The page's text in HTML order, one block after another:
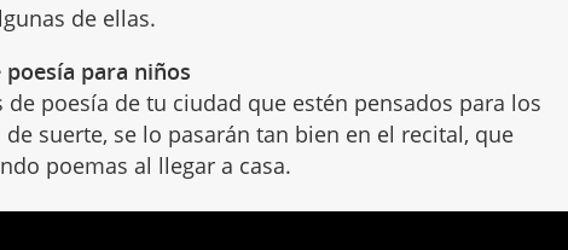
de ellas.
para niños
de poesía de tu ciudad que estén pensados para los
suerte, se lo pasarán tan bien en el recital, que
poemas al llegar a casa.